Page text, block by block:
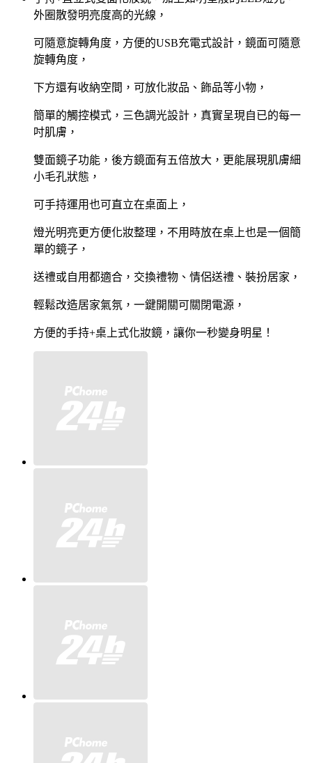
外圈散發明亮度高的光線，
可隨意旋轉角度，方便的USB充電式設計，鏡面可隨意
旋轉角度，
下方還有收納空間，可放化妝品、飾品等小物，
簡單的觸控模式，三色調光設計，真實呈現自已的每一
吋肌膚，
雙面鏡子功能，後方鏡面有五倍放大，更能展現肌膚細
小毛孔狀態，
可手持運用也可直立在桌面上，
燈光明亮更方便化妝整理，不用時放在桌上也是一個簡
單的鏡子，
送禮或自用都適合，交換禮物、情侶送禮、裝扮居家，
輕鬆改造居家氣氛，一鍵開關可關閉電源，
方便的手持+桌上式化妝鏡，讓你一秒變身明星！